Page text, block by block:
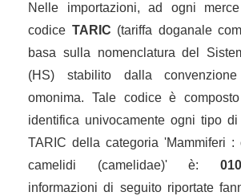
Nelle importazioni, ad ogni
codice TARIC (tariffa doganale
basa sulla nomenclatura del
(HS) stabilito dalla convenzione
omonima. Tale codice è
identifica univocamente ogni tipo
TARIC della categoria 'Mammiferi :
camelidi (camelidae)' è:
informazioni di seguito riportate